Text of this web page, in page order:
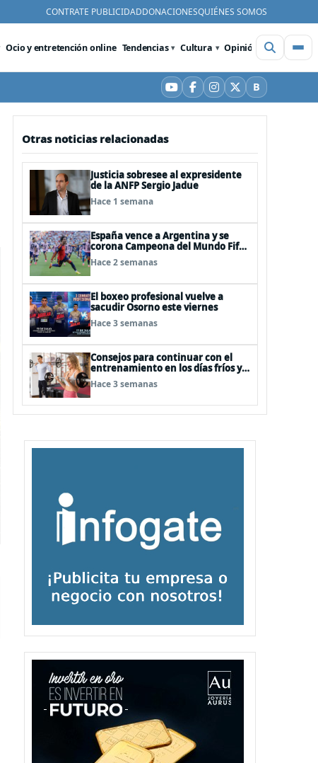
CONTRATE PUBLICIDADDONACIONESQUIÉNES SOMOS
Ocio y entretención online Tendencias Cultura Opinión Videos
YouTube
Facebook
Instagram
X BBluesky
Otras noticias relacionadas
Justicia sobresee al expresidente
de la ANFP Sergio Jadue
Hace 1 semana
España vence a Argentina y se
corona Campeona del Mundo Fifa
2026
Hace 2 semanas
El boxeo profesional vuelve a
sacudir Osorno este viernes
Hace 3 semanas
Consejos para continuar con el
entrenamiento en los días fríos y
lluviosos de invierno
Hace 3 semanas